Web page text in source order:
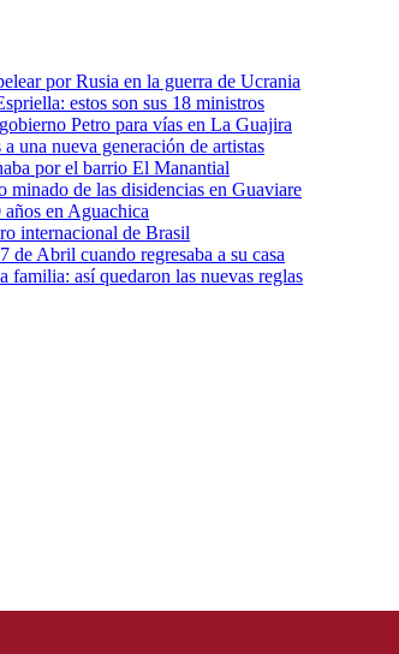
por Rusia en la guerra de Ucrania
estos son sus 18 ministros
Petro para vías en La Guajira
una nueva generación de artistas
por el barrio El Manantial
minado de las disidencias en Guaviare
en Aguachica
internacional de Brasil
Abril cuando regresaba a su casa
familia: así quedaron las nuevas reglas